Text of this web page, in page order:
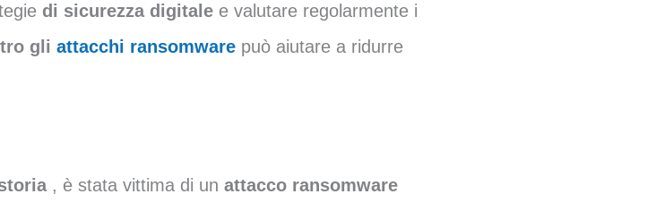
di sicurezza digitale e valutare regolarmente i
gli attacchi ransomware può aiutare a ridurre
, è stata vittima di un attacco ransomware